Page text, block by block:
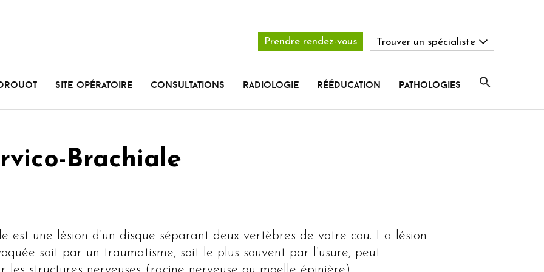
Prendre rendez-vous Trouver un spécialiste
Site opératoire Consultations radiologie rééducation pathologies
Brachiale
est une lésion d’un disque séparant deux vertèbres de votre cou. La lésion
soit par un traumatisme, soit le plus souvent par l’usure, peut